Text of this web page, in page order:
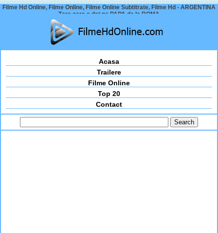
Filme Hd Online, Filme Online, Filme Online Subtitrate, Filme Hd - ARGENTINA
– Țara care a dat pe PAPA de la ROMA –
Acasa
Trailere
Filme Online
Top 20
Contact